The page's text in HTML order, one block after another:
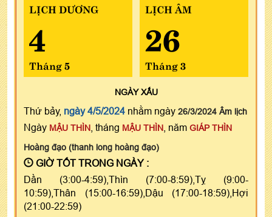
LỊCH DƯƠNG
4
Tháng 5
LỊCH ÂM
26
Tháng 3
NGÀYXẤU
Thứ bảy, ngày 4/5/2024 nhằm ngày 26/3/2024 Âm lịch
Ngày MẬU THÌN , tháng MẬU THÌN , năm GIÁP THÌN
Hoàng đạo (thanh long hoàng đạo)
GIỜ TỐT TRONG NGÀY :
Dần (3:00-4:59),Thìn (7:00-8:59),Tỵ (9:00-
10:59),Thân (15:00-16:59),Dậu (17:00-18:59),Hợi
(21:00-22:59)